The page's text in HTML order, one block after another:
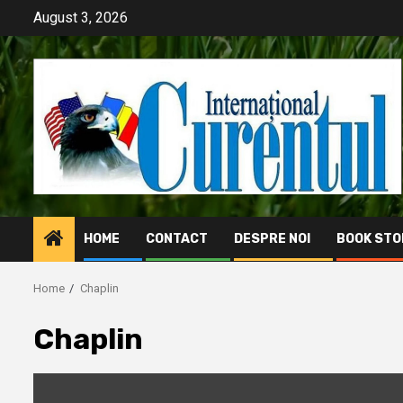
content
August 3, 2026
HOME CONTACT DESPRE NOI BOOK
Home Chaplin
Chaplin